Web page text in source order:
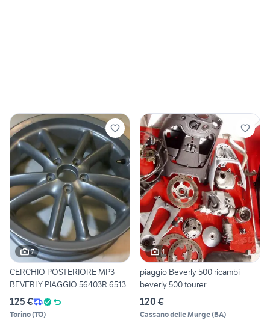
7
CERCHIO POSTERIORE MP3
BEVERLY PIAGGIO 56403R 6513
125 €
Torino(TO)
4
piaggio Beverly 500 ricambi
beverly 500 tourer
120 €
Cassano delle Murge(BA)